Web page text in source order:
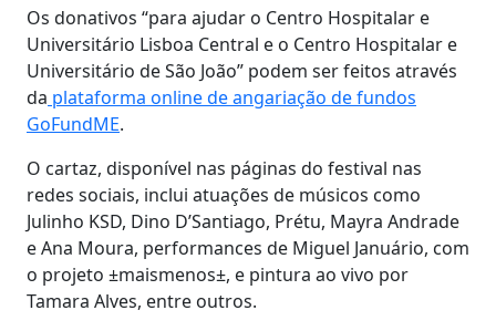
Os donativos “para ajudar o Centro Hospitalar e
Universitário Lisboa Central e o Centro Hospitalar e
Universitário de São João” podem ser feitos através
da plataforma online de angariação de fundos
GoFundME.
O cartaz, disponível nas páginas do festival nas
redes sociais, inclui atuações de músicos como
Julinho KSD, Dino D’Santiago, Prétu, Mayra Andrade
e Ana Moura, performances de Miguel Januário, com
o projeto ±maismenos±, e pintura ao vivo por
Tamara Alves, entre outros.